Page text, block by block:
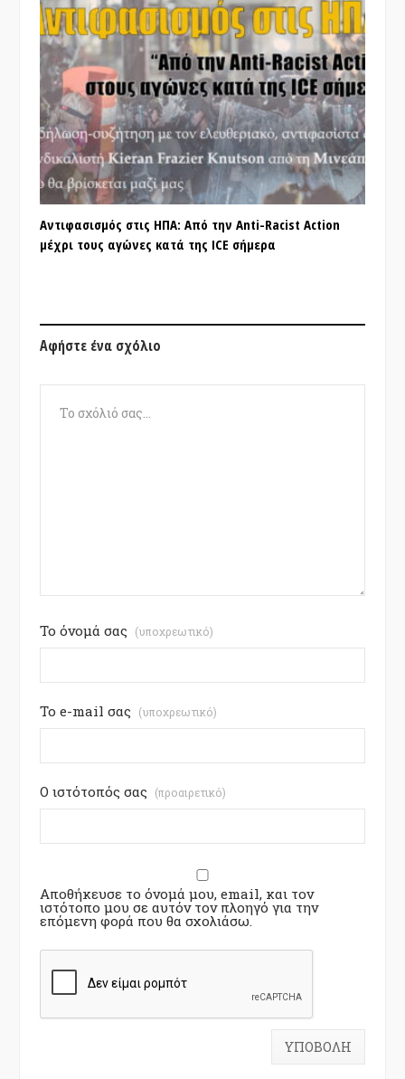
Αντιφασισμός στις ΗΠΑ: Από την Anti-Racist Action
μέχρι τους αγώνες κατά της ICE σήμερα
Αφήστε ένα σχόλιο
Το όνομά σας (υποχρεωτικό)
Το e-mail σας (υποχρεωτικό)
Ο ιστότοπός σας (προαιρετικό)
Αποθήκευσε το όνομά μου, email, και τον
ιστότοπο μου σε αυτόν τον πλοηγό για την
επόμενη φορά που θα σχολιάσω.